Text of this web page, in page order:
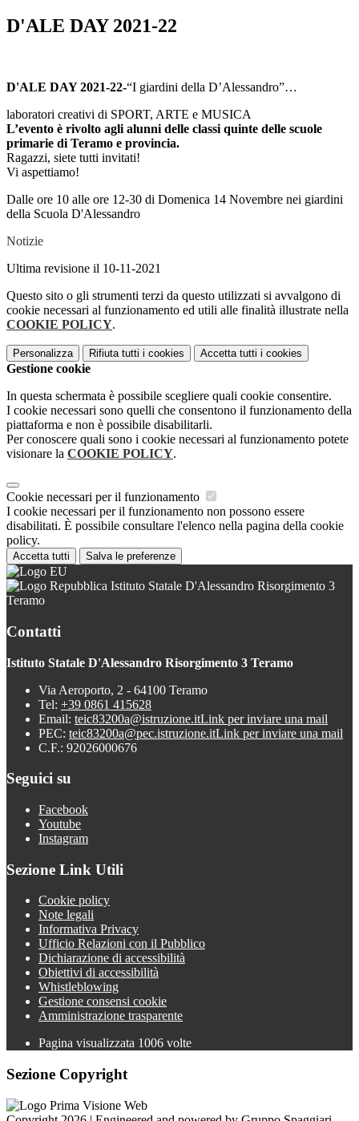
D'ALE DAY 2021-22
D'ALE DAY 2021-22-“I giardini della D’Alessandro”…
laboratori creativi di SPORT, ARTE e MUSICA
L’evento è rivolto agli alunni delle classi quinte delle scuole
primarie di Teramo e provincia.
Ragazzi, siete tutti invitati!
Vi aspettiamo!
Dalle ore 10 alle ore 12-30 di Domenica 14 Novembre nei giardini
della Scuola D'Alessandro
Notizie
Ultima revisione il 10-11-2021
Questo sito o gli strumenti terzi da questo utilizzati si avvalgono di
cookie necessari al funzionamento ed utili alle finalità illustrate nella
COOKIE POLICY.
Personalizza Rifiuta tutti i cookies Accetta tutti i cookies
Gestione cookie
In questa schermata è possibile scegliere quali cookie consentire.
I cookie necessari sono quelli che consentono il funzionamento della
piattaforma e non è possibile disabilitarli.
Per conoscere quali sono i cookie necessari al funzionamento potete
visionare la COOKIE POLICY.
Cookie necessari per il funzionamento
I cookie necessari per il funzionamento non possono essere
disabilitati. È possibile consultare l'elenco nella pagina della cookie
policy.
Accetta tutti Salva le preferenze
Istituto Statale D'Alessandro Risorgimento 3
Teramo
Contatti
Istituto Statale D'Alessandro Risorgimento 3 Teramo
Via Aeroporto, 2 - 64100 Teramo
Tel: +39 0861 415628
Email: teic83200a@istruzione.itLink per inviare una mail
PEC: teic83200a@pec.istruzione.itLink per inviare una mail
C.F.: 92026000676
Seguici su
Facebook
Youtube
Instagram
Sezione Link Utili
Cookie policy
Note legali
Informativa Privacy
Ufficio Relazioni con il Pubblico
Dichiarazione di accessibilità
Obiettivi di accessibilità
Whistleblowing
Gestione consensi cookie
Amministrazione trasparente
Pagina visualizzata 1006 volte
Sezione Copyright